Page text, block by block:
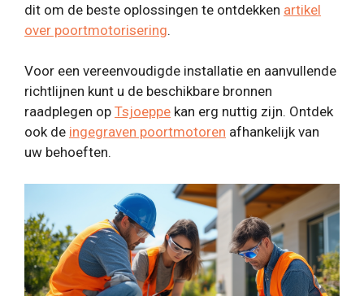
dit om de beste oplossingen te ontdekken artikel
over poortmotorisering.
Voor een vereenvoudigde installatie en aanvullende
richtlijnen kunt u de beschikbare bronnen
raadplegen op Tsjoeppe kan erg nuttig zijn. Ontdek
ook de ingegraven poortmotoren afhankelijk van
uw behoeften.